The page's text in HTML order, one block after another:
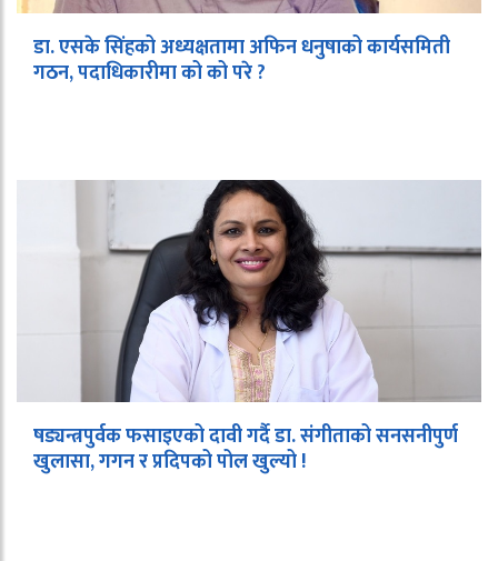
डा. एसके सिंहको अध्यक्षतामा अफिन धनुषाको कार्यसमिती
गठन, पदाधिकारीमा को को परे ?
षड्यन्त्रपुर्वक फसाइएको दावी गर्दै डा. संगीताको सनसनीपुर्ण
खुलासा, गगन र प्रदिपको पोल खुल्यो !